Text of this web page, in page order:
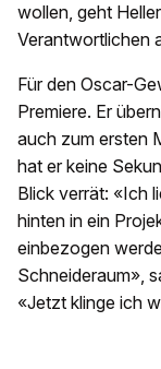
wollen, geht
Verantwortlichen
Für den Oscar-
Premiere. Er
auch zum ersten
hat er keine
Blick verrät: «Ich
hinten in ein
einbezogen
Schneideraum»,
«Jetzt klinge ich